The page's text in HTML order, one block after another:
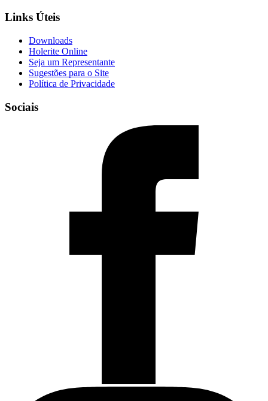
Links Úteis
Downloads
Holerite Online
Seja um Representante
Sugestões para o Site
Política de Privacidade
Sociais